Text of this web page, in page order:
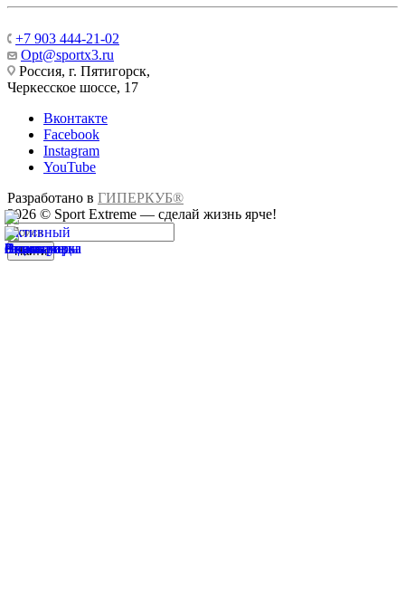
+7 903 444-21-02
Opt@sportx3.ru
Россия, г. Пятигорск,
Черкесское шоссе, 17
Вконтакте
Facebook
Instagram
YouTube
Разработано в ГИПЕРКУБ®
2026 © Sport Extreme — сделай жизнь ярче!
Найти